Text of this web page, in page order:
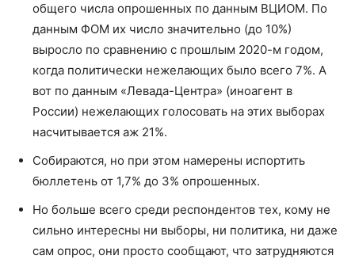
общего числа опрошенных по данным ВЦИОМ. По
данным ФОМ их число значительно (до 10%)
выросло по сравнению с прошлым 2020-м годом,
когда политически нежелающих было всего 7%. А
вот по данным «Левада-Центра» (иноагент в
России) нежелающих голосовать на этих выборах
насчитывается аж 21%.
Собираются, но при этом намерены испортить
бюллетень от 1,7% до 3% опрошенных.
Но больше всего среди респондентов тех, кому не
сильно интересны ни выборы, ни политика, ни даже
сам опрос, они просто сообщают, что затрудняются